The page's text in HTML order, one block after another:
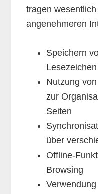
tragen
angenehmeren
Speichern
Nutzung
zur
Seiten
über
Offline-
Browsing